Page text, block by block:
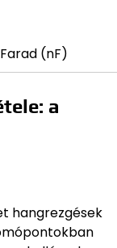
(nF)
a
hangrezgések